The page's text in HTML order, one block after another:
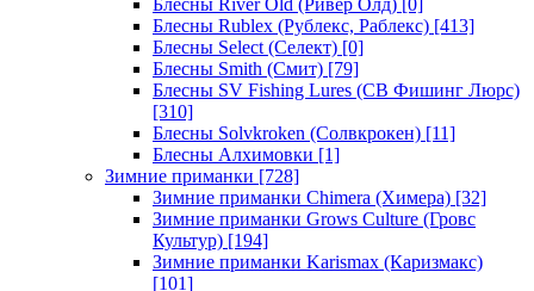
Блесны River Old (Ривер Олд) [0]
Блесны Rublex (Рублекс, Раблекс) [413]
Блесны Select (Селект) [0]
Блесны Smith (Смит) [79]
Блесны SV Fishing Lures (СВ Фишинг Люрс)
[310]
Блесны Solvkroken (Солвкрокен) [11]
Блесны Алхимовки [1]
Зимние приманки [728]
Зимние приманки Chimera (Химера) [32]
Зимние приманки Grows Culture (Гровс
Культур) [194]
Зимние приманки Karismax (Каризмакс)
[101]